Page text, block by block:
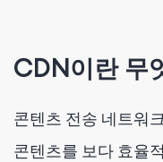
CDN이란 무
콘텐츠 전송 네트워
콘텐츠를 보다 효율